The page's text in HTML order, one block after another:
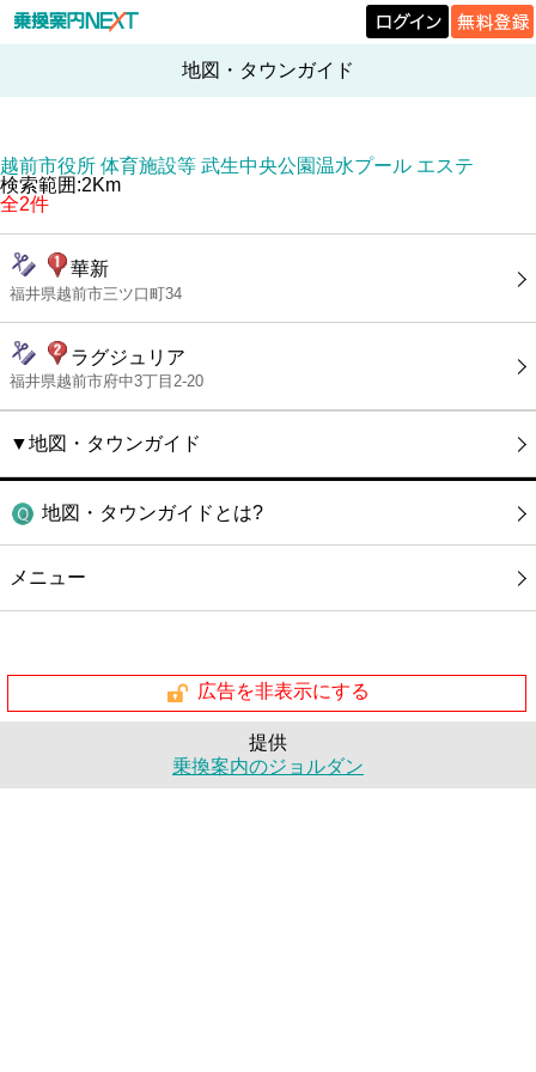
地図・タウンガイド
越前市役所 体育施設等 武生中央公園温水プール エステ
検索範囲:2Km
全2件
華新
福井県越前市三ツ口町34
ラグジュリア
福井県越前市府中3丁目2-20
▼地図・タウンガイド
地図・タウンガイドとは?
メニュー
広告を非表示にする
提供
乗換案内のジョルダン